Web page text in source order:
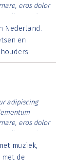
eros dolor
vitae erat.
lorem
posuere.
Nederland.
en
adipiscing
eros dolor
vitae erat.
lorem
posuere.
muziek,
de